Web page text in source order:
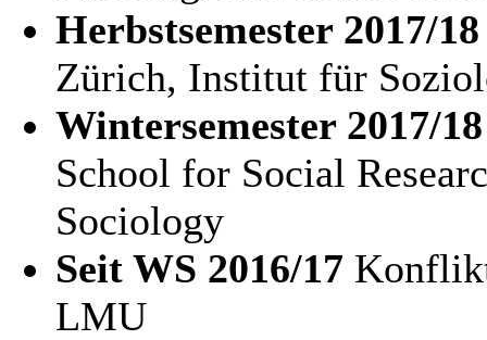
Herbstsemester 2017/18
Zürich, Institut für
Wintersemester 2017/18
School for Social
Sociology
Seit WS 2016/17
LMU